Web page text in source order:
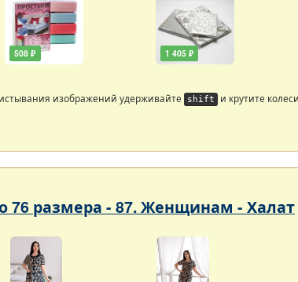
508 ₽ 1 405 ₽
изображений удерживайте shift и крутите
76 размера - 87. Женщинам - Халат